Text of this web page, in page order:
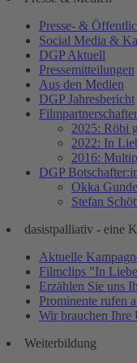
Presse- &
Social Media &
DGP Aktuell
Pressemitteilungen
Aus den Medien
DGP Jahresbericht
2025: Röbi
2022: In
2016:
DGP
Okka
Stefan
dasistpalliativ - eine
Aktuelle
Filmclips "In
Erzählen Sie uns
Prominente rufen
Wir brauchen Ihre
Weiterbildung